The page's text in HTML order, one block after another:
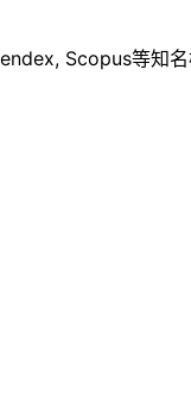
Scopus等知